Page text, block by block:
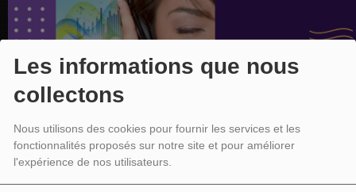
Les informations que nous
collectons
Nous utilisons des cookies pour fournir les services et les
fonctionnalités proposés sur notre site et pour améliorer
l'expérience de nos utilisateurs.